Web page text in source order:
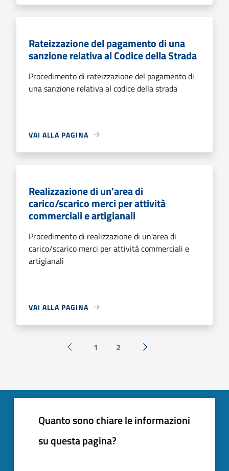
Rateizzazione del pagamento di una
sanzione relativa al Codice della Strada
Procedimento di rateizzazione del pagamento di
una sanzione relativa al codice della strada
VAI ALLA PAGINA
Realizzazione di un'area di
carico/scarico merci per attività
commerciali e artigianali
Procedimento di realizzazione di un'area di
carico/scarico merci per attività commerciali e
artigianali
VAI ALLA PAGINA
Pagina precedente
1 2 Successiva »
Quanto sono chiare le informazioni
su questa pagina?